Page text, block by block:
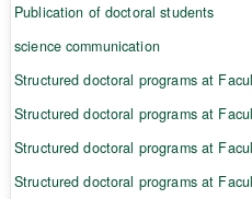
Publication of doctoral students
science communication
Structured doctoral programs at
Structured doctoral programs at
Structured doctoral programs at
Structured doctoral programs at